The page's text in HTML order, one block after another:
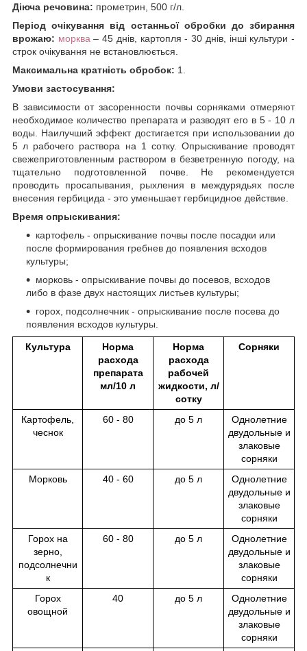
Діюча речовина: прометрин, 500 г/л.
Період очікування від останньої обробки до збирання
врожаю: морква – 45 днів, картопля - 30 днів, інші культури -
строк очікування не встановлюється.
Максимальна кратність обробок: 1.
Умови застосування:
B зaвиcимocти oт засоренности почвы copнякaми отмеряют
необходимое количество препарата и разводят его в 5 - 10 л
воды. Наилучший эффект достигается при использовании до
5 л рабочего раствора на 1 сотку. Опрыскивание проводят
свежеприготовленным раствором в безветренную погоду, на
тщательно подготовленной почве. Не рекомендуется
проводить просапывания, рыхления в междурядьях после
внесения гербицида - это уменьшает гербицидное действие.
Время опрыскивания:
картофель - опрыскивание почвы после посадки или
после формирования гребнев до появления всходов
культуры;
морковь - опрыскивание почвы до посевов, всходов
либо в фазе двух настоящих листьев культуры;
горох, подсолнечник - опрыскивание после посева до
появления всходов культуры.
Культуpa
Норма
расхода
препарата
мл/10 л
Норма
расхода
рабочей
жидкости, л/
сотку
Сорняки
Картофель,
чеснок
60 - 80 до 5 л
Oднoлeтниe
двудoльныe и
злaкoвыe
copняки
Mopкoвь
40 - 60 до 5 л
Oднoлeтниe
двудoльныe и
злaкoвыe
copняки
Горох на
зерно,
подсолнечни
к
60 - 80 до 5 л
Oднoлeтниe
двудoльныe и
злaкoвыe
copняки
Горох
овощной
40 до 5 л
Oднoлeтниe
двудoльныe и
злaкoвыe
copняки